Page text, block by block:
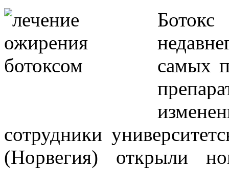
самых
сотрудники
(Норвегия) открыли